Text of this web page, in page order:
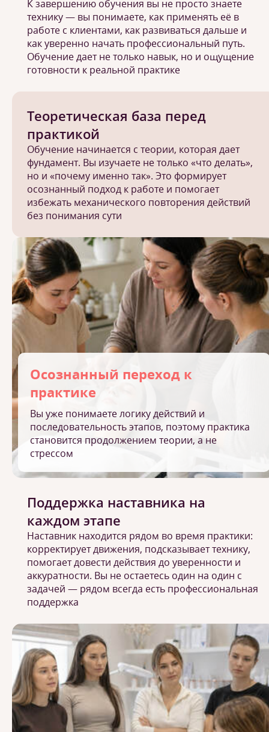
Теоретическая база перед
практикой
Обучение начинается с теории, которая дает
фундамент. Вы изучаете не только «что делать»,
но и «почему именно так». Это формирует
осознанный подход к работе и помогает
избежать механического повторения действий
без понимания сути
Осознанный переход к
практике
Вы уже понимаете логику действий и
последовательность этапов, поэтому практика
становится продолжением теории, а не
стрессом
Поддержка наставника на
каждом этапе
Наставник находится рядом во время практики:
корректирует движения, подсказывает технику,
помогает довести действия до уверенности и
аккуратности. Вы не остаетесь один на один с
задачей — рядом всегда есть профессиональная
поддержка
К завершению обучения вы не просто знаете
технику — вы понимаете, как применять её в
работе с клиентами, как развиваться дальше и
как уверенно начать профессиональный путь.
Обучение дает не только навык, но и ощущение
готовности к реальной практике